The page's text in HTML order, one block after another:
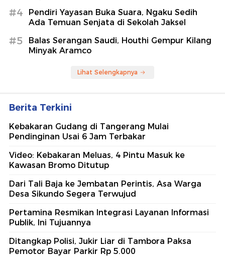
#4
Pendiri Yayasan Buka Suara, Ngaku Sedih
Ada Temuan Senjata di Sekolah Jaksel
#5
Balas Serangan Saudi, Houthi Gempur Kilang
Minyak Aramco
Lihat Selengkapnya
Berita Terkini
Kebakaran Gudang di Tangerang Mulai
Pendinginan Usai 6 Jam Terbakar
Video: Kebakaran Meluas, 4 Pintu Masuk ke
Kawasan Bromo Ditutup
Dari Tali Baja ke Jembatan Perintis, Asa Warga
Desa Sikundo Segera Terwujud
Pertamina Resmikan Integrasi Layanan Informasi
Publik, Ini Tujuannya
Ditangkap Polisi, Jukir Liar di Tambora Paksa
Pemotor Bayar Parkir Rp 5.000